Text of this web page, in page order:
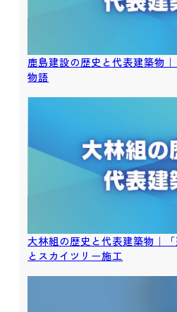
鹿島建設の歴史と代表建築物
物語
大林組の歴史と代表建築物｜「
とスカイツリー施工